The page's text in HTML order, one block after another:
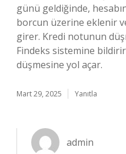
günü geldiğinde,
borcun üzerine eklenir
girer. Kredi notunun
Findeks sistemine
düşmesine yol açar.
Mart 29, 2025 Yanıtla
admin